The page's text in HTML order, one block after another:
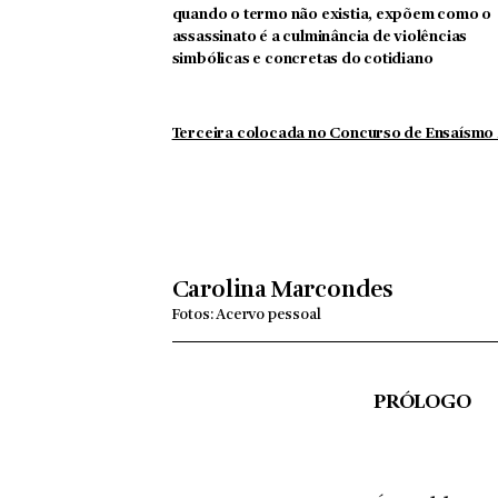
quando o termo não existia, expõem como o
assassinato é a culminância de violências
simbólicas e concretas do cotidiano
Terceira colocada no Concurso de Ensaísmo
Carolina Marcondes
Fotos: Acervo pessoal
PRÓLOGO